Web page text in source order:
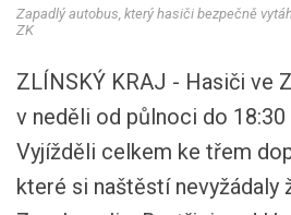
Zapadlý autobus, který hasiči bezpečně
ZK
ZLÍNSKÝ KRAJ - Hasiči ve
v neděli od půlnoci do
Vyjížděli celkem ke třem
které si naštěstí nevyžádaly